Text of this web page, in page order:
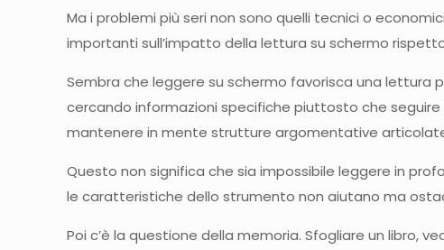
Ma i problemi più seri non sono quelli tecnici o
importanti sull’impatto della lettura su schermo
Sembra che leggere su schermo favorisca una lettura
cercando informazioni specifiche piuttosto che
mantenere in mente strutture argomentative
Questo non significa che sia impossibile leggere in
le caratteristiche dello strumento non aiutano ma
Poi c’è la questione della memoria. Sfogliare un libro,